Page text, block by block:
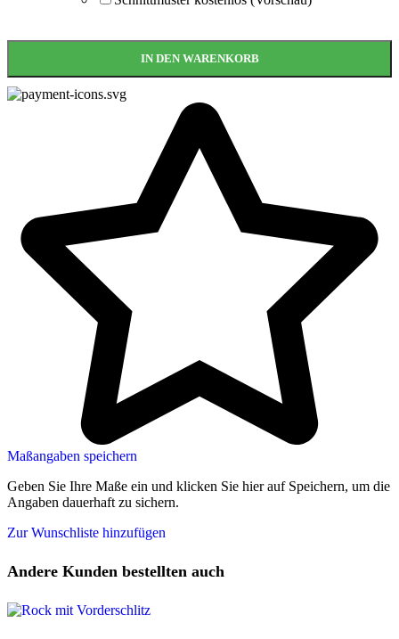
IN DEN WARENKORB
Maßangaben speichern
Geben Sie Ihre Maße ein und klicken Sie hier auf Speichern, um die
Angaben dauerhaft zu sichern.
Zur Wunschliste hinzufügen
Andere Kunden bestellten auch